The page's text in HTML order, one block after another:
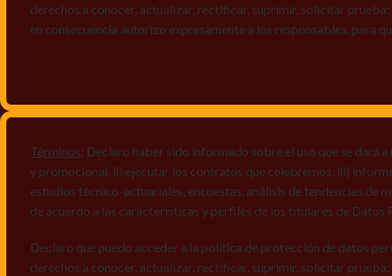
derechos a conocer, actualizar, rectificar, suprimir, solicitar
en consecuencia autorizo expresamente a los responsables, para
Términos: Declaro haber sido informado sobre el uso que se dará
y promocional, ii) ejecutar los contratos que celebremos, iii)
estudios técnico-actuariales, encuestas, análisis de tendencias de
de acuerdo a las características y perfiles de los titulares de Datos
Declaro que puedo acceder a la política de protección de datos
derechos a conocer, actualizar, rectificar, suprimir, solicitar